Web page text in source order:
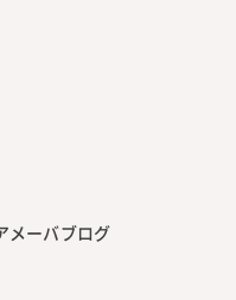
メーバブログ